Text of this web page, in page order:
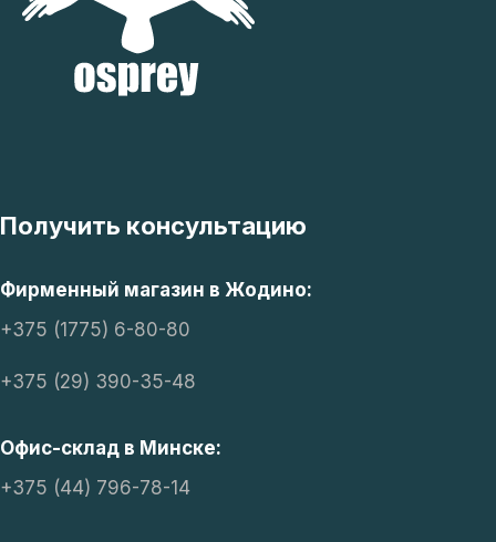
Получить консультацию
Фирменный магазин в Жодино:
+375 (1775) 6-80-80
+375 (29) 390-35-48
Офис-склад в Минске:
+375 (44) 796-78-14